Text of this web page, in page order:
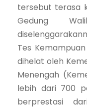
tersebut terasa
Gedung
Tes
dihelat oleh
Menengah
lebih dari 700
berprestasi